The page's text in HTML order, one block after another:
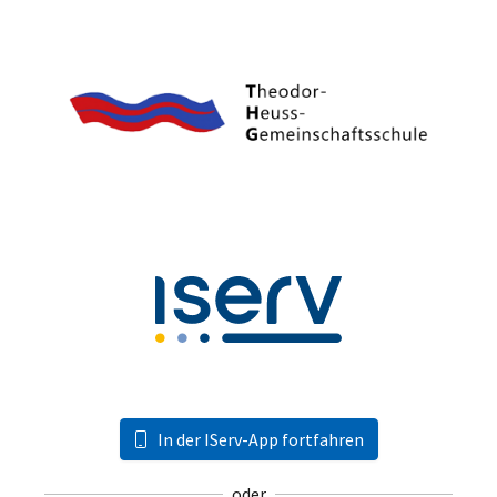
In der IServ-App fortfahren